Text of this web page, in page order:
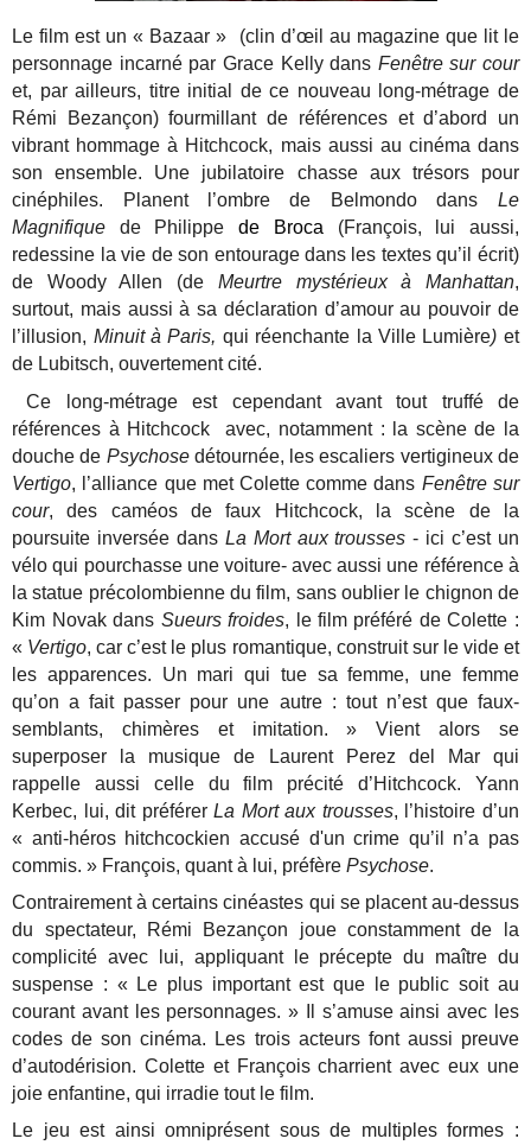
Le film est un « Bazaar » (clin d’œil au magazine que lit le
personnage incarné par Grace Kelly dans Fenêtre sur cour
et, par ailleurs, titre initial de ce nouveau long-métrage de
Rémi Bezançon) fourmillant de références et d’abord un
vibrant hommage à Hitchcock, mais aussi au cinéma dans
son ensemble. Une jubilatoire chasse aux trésors pour
cinéphiles. Planent l’ombre de Belmondo dans Le
Magnifique de Philippede Broca(François, lui aussi,
redessine la vie de son entourage dans les textes qu’il écrit)
de Woody Allen (de Meurtre mystérieux à Manhattan,
surtout, mais aussi à sa déclaration d’amour au pouvoir de
l’illusion, Minuit à Paris, qui réenchante la Ville Lumière) et
de Lubitsch, ouvertement cité.
Ce long-métrage est cependant avant tout truffé de
références à Hitchcock avec, notamment : la scène de la
douche de Psychosedétournée, les escaliers vertigineux de
Vertigo, l’alliance que met Colette comme dans Fenêtre sur
cour, des caméos de faux Hitchcock, la scène de la
poursuite inversée dans La Mort aux trousses - ici c’est un
vélo qui pourchasse une voiture- avec aussi une référence à
la statue précolombienne du film, sans oublier le chignon de
Kim Novak dans Sueurs froides, le film préféré de Colette :
« Vertigo, car c’est le plus romantique, construit sur le vide et
les apparences. Un mari qui tue sa femme, une femme
qu’on a fait passer pour une autre : tout n’est que faux-
semblants, chimères et imitation. » Vient alors se
superposer la musique de Laurent Perez del Mar qui
rappelle aussi celle du film précité d’Hitchcock. Yann
Kerbec, lui, dit préférerLa Mort aux trousses, l’histoire d’un
« anti-héros hitchcockien accusé d'un crime qu’il n’a pas
commis. » François, quant à lui, préfèrePsychose.
Contrairement à certains cinéastes qui se placent au-dessus
du spectateur, Rémi Bezançon joue constamment de la
complicité avec lui, appliquant le précepte du maître du
suspense : « Le plus important est que le public soit au
courant avant les personnages. » Il s’amuse ainsi avec les
codes de son cinéma. Les trois acteurs font aussi preuve
d’autodérision. Colette et François charrient avec eux une
joie enfantine, qui irradie tout le film.
Le jeu est ainsi omniprésent sous de multiples formes :